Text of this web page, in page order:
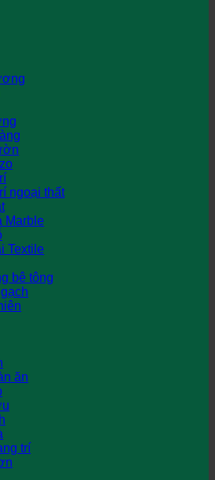
ngoại thất
Marble
Textile
bê tông
ăn
trí